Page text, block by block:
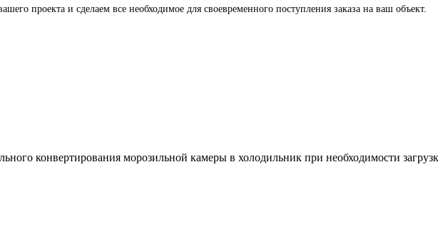
проекта и сделаем все необходимое для своевременного поступления заказа на ваш объект.
конвертирования морозильной камеры в холодильник при необходимости